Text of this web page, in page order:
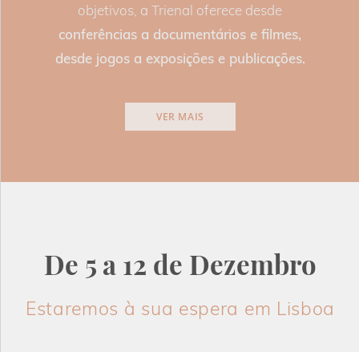
objetivos, a Trienal oferece desde
conferências a documentários e filmes,
desde jogos a exposições e publicações.
VER MAIS
De 5 a 12 de Dezembro
Estaremos à sua espera em Lisboa